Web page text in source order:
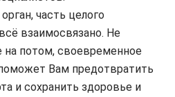
часть целого
взаимосвязано. Не
на потом, своевременное
Вам предотвратить
и сохранить здоровье и